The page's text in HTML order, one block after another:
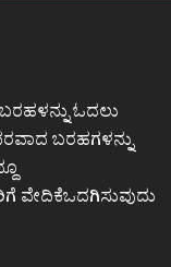
ಓದಲು
ಬರಹಗಳನ್ನು